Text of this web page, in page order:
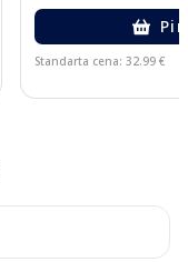
Standarta cena: 32.99 €